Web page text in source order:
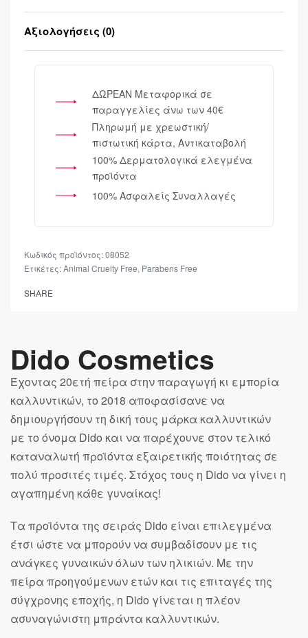
Αξιολογήσεις (0)
ΔΩΡΕΑΝ Μεταφορικά σε
παραγγελίες άνω των 40€
Πληρωμή με χρεωστική/
πιστωτική κάρτα, Αντικαταβολή
100% Δερματολογικά ελεγμένα
προϊόντα
100% Ασφαλείς Συναλλαγές
08052
Ετικέτες:Animal Cruelty Free, Parabens Free
SHARE
Dido Cosmetics
Έχοντας 20ετή πείρα στην παραγωγή κι εμπορία
καλλυντικών, το 2018 αποφασίσανε να
δημιουργήσουν τη δική τους μάρκα καλλυντικών
με το όνομα Dido και να παρέχουνε στον τελικό
καταναλωτή προϊόντα εξαιρετικής ποιότητας σε
πολύ προσιτές τιμές. Στόχος τους η Dido να γίνει η
αγαπημένη κάθε γυναίκας!
Τα προϊόντα της σειράς Dido είναι επιλεγμένα
έτσι ώστε να μπορούν να συμβαδίσουν με τις
ανάγκες γυναικών όλων των ηλικιών. Με την
πείρα προηγούμενων ετών και τις επιταγές της
σύγχρονης εποχής, η Dido γίνεται η πλέον
ασυναγώνιστη μπράντα καλλυντικών.